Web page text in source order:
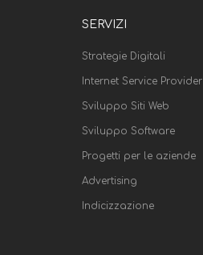
SERVIZI
Strategie Digitali
Internet Service Provider
Sviluppo Siti Web
Sviluppo Software
Progetti per le aziende
Advertising
Indicizzazione